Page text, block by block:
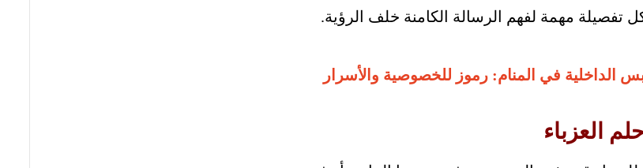
تفصيلة مهمة لفهم الرسالة الكامنة خلف الرؤية.
الداخلية في المنام: رموز للخصوصية والأسرار
العزباء